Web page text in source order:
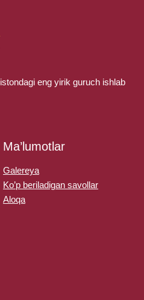
eng yirik guruch ishlab
Ma’lumotlar
Galereya
Ko’p beriladigan savollar
Aloqa